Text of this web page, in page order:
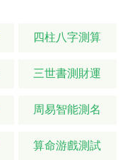
四柱八字測算
三世書測財運
周易智能測名
算命游戲測試